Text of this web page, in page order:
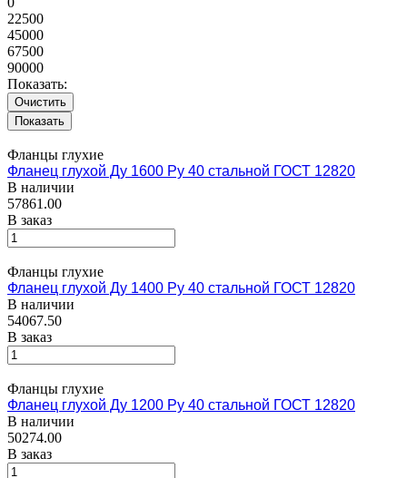
22500
45000
67500
90000
Показать:
Очистить
Фланцы глухие
Фланец глухой Ду 1600 Ру 40 стальной ГОСТ 12820
В наличии
57861.00
В заказ
Фланцы глухие
Фланец глухой Ду 1400 Ру 40 стальной ГОСТ 12820
В наличии
54067.50
В заказ
Фланцы глухие
Фланец глухой Ду 1200 Ру 40 стальной ГОСТ 12820
В наличии
50274.00
В заказ